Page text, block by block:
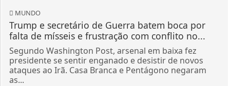
MUNDO
Trump e secretário de Guerra batem boca por
falta de mísseis e frustração com conflito no...
Segundo Washington Post, arsenal em baixa fez
presidente se sentir enganado e desistir de novos
ataques ao Irã. Casa Branca e Pentágono negaram
as...